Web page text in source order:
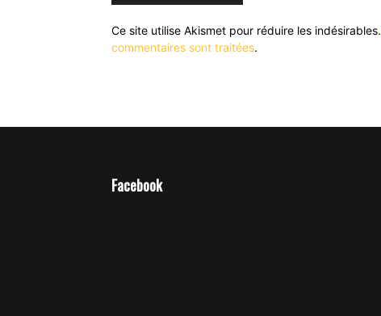
Ce site utilise Akismet pour réduire les indésirables.
commentaires sont traitées.
Facebook